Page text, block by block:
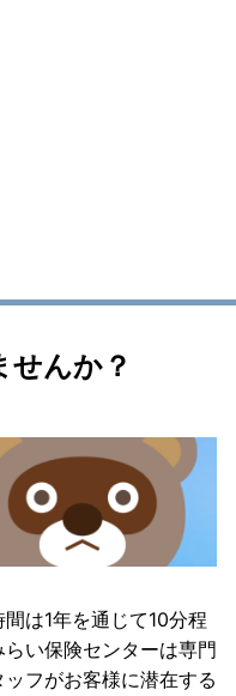
せんか？
は1年を通じて10分程
い保険センターは専門
フがお客様に潜在する